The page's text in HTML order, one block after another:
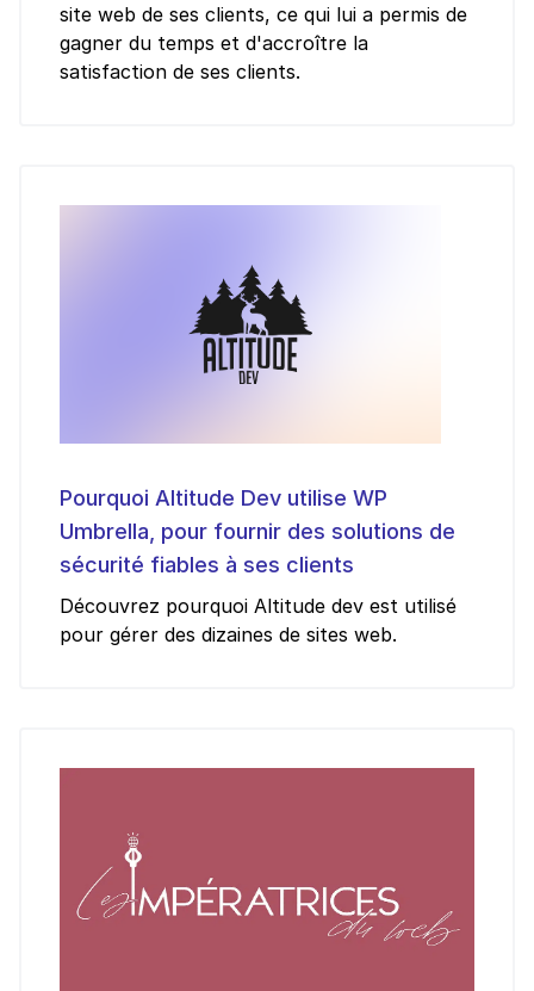
site web de ses clients, ce qui lui a permis de
gagner du temps et d'accroître la
satisfaction de ses clients.
Pourquoi Altitude Dev utilise WP
Umbrella, pour fournir des solutions de
sécurité fiables à ses clients
Découvrez pourquoi Altitude dev est utilisé
pour gérer des dizaines de sites web.